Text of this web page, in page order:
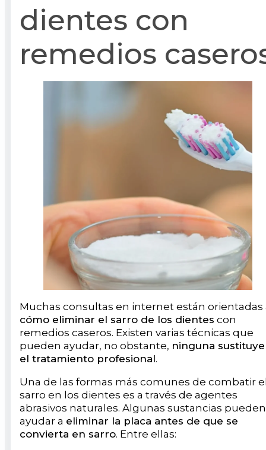
dientes con
remedios
Muchas consultas en internet están orientadas
cómo eliminar el sarro de los dientes con
remedios caseros. Existen varias técnicas que
pueden ayudar, no obstante, ninguna sustituye
el tratamiento profesional.
Una de las formas más comunes de combatir
sarro en los dientes es a través de agentes
abrasivos naturales. Algunas sustancias pueden
ayudar a eliminar la placa antes de que se
convierta en sarro. Entre ellas: